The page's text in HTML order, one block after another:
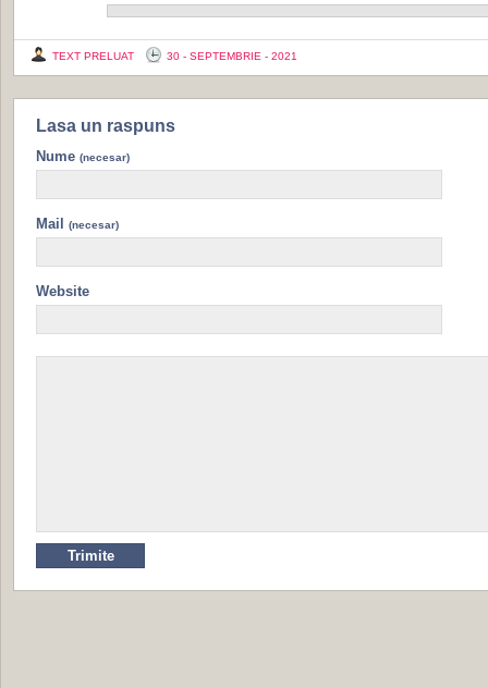
TEXT PRELUAT 30 - SEPTEMBRIE - 2021
Lasa un raspuns
Nume (necesar)
Mail (necesar)
Website